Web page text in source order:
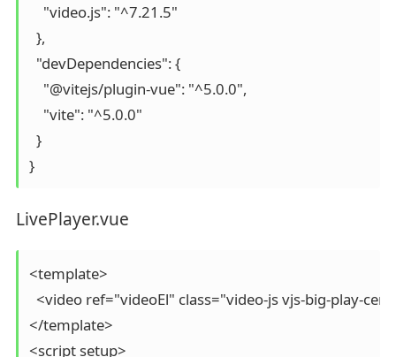
    "video.js": "^7.21.5"
  },
  "devDependencies": {
    "@vitejs/plugin-vue": "^5.0.0",
    "vite": "^5.0.0"
  }
}
LivePlayer.vue
<template>
<video ref="videoEl" class="video-js vjs-big-
</template>
<script setup>